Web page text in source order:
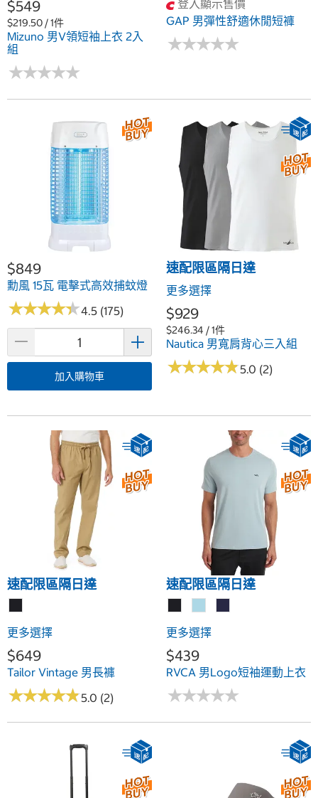
$549
$219.50 / 1件
Mizuno 男V領短袖上衣 2入
組
★★★★★
★★★★★
登入顯示售價
GAP 男彈性舒適休閒短褲
★★★★★
★★★★★
$849
勳風 15瓦 電擊式高效捕蚊燈
★★★★★
★★★★★4.5 (175)
加入購物車
速配限區隔日達
更多選擇
$929
$246.34 / 1件
Nautica 男寬肩背心三入組
★★★★★
★★★★★5.0 (2)
速配限區隔日達
更多選擇
$649
Tailor Vintage 男長褲
★★★★★
★★★★★5.0 (2)
速配限區隔日達
更多選擇
$439
RVCA 男Logo短袖運動上衣
★★★★★
★★★★★